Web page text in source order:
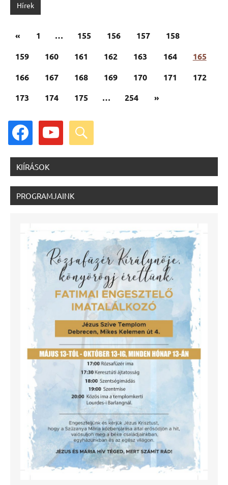
Hírek
Bejegyzések
lapozása
«Előző
1 … 155 156 157
158
159
160 161 162 163 164
165
166
167 168 169 170 171
172
173
174 175 … 254
Következő
»
facebook youtube search
KIÍRÁSOK
PROGRAMJAINK